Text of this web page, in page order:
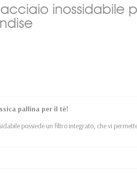
inossidabile
pallina per il tè!
possiede un filtro integrato, che vi